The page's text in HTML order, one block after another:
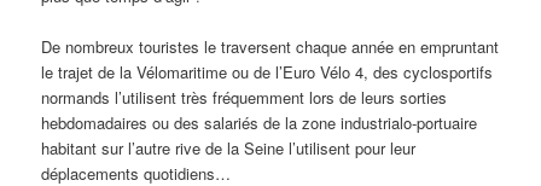
De nombreux touristes le traversent chaque année en empruntant
le trajet de la Vélomaritime ou de l’Euro Vélo 4, des cyclosportifs
normands l’utilisent très fréquemment lors de leurs sorties
hebdomadaires ou des salariés de la zone industrialo-portuaire
habitant sur l’autre rive de la Seine l’utilisent pour leur
déplacements quotidiens…